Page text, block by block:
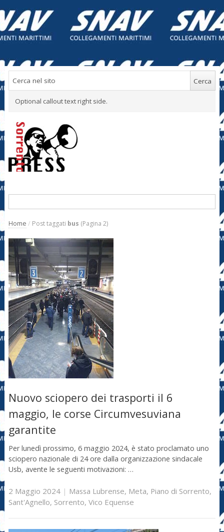
Optional callout text right side.
Home / Post taggati bus (Pagina 2)
Nuovo sciopero dei trasporti il 6
maggio, le corse Circumvesuviana
garantite
Per lunedì prossimo, 6 maggio 2024, è stato proclamato uno
sciopero nazionale di 24 ore dalla organizzazione sindacale
Usb, avente le seguenti motivazioni: …
2 Maggio 2024| Massa Lubrense, Meta, Piano di Sorrento,
Sant'Agnello, Sorrento, Vico Equense